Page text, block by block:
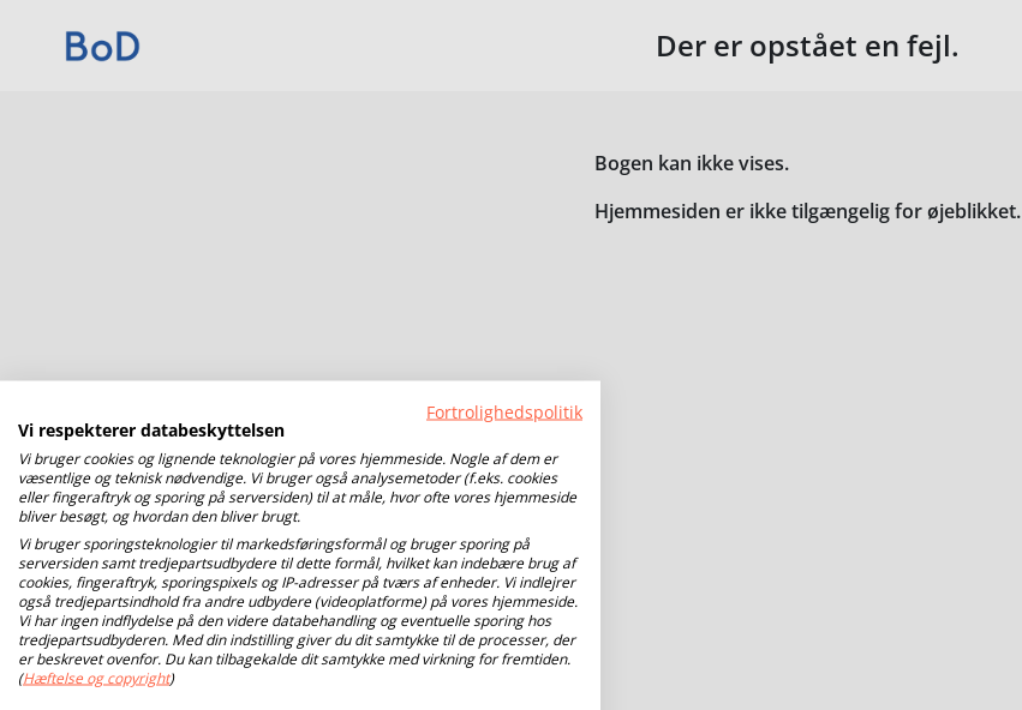
Der er opstået en fejl.
Bogen kan ikke vises.
Hjemmesiden er ikke tilgængelig for øjeblikket.
Fortrolighedspolitik
Vi respekterer databeskyttelsen
Vi bruger cookies og lignende teknologier på vores hjemmeside. Nogle af dem er
væsentlige og teknisk nødvendige. Vi bruger også analysemetoder (f.eks. cookies
eller fingeraftryk og sporing på serversiden) til at måle, hvor ofte vores hjemmeside
bliver besøgt, og hvordan den bliver brugt.
Vi bruger sporingsteknologier til markedsføringsformål og bruger sporing på
serversiden samt tredjepartsudbydere til dette formål, hvilket kan indebære brug af
cookies, fingeraftryk, sporingspixels og IP-adresser på tværs af enheder. Vi indlejrer
også tredjepartsindhold fra andre udbydere (videoplatforme) på vores hjemmeside.
Vi har ingen indflydelse på den videre databehandling og eventuelle sporing hos
tredjepartsudbyderen. Med din indstilling giver du dit samtykke til de processer, der
er beskrevet ovenfor. Du kan tilbagekalde dit samtykke med virkning for fremtiden.
(Hæftelse og copyright)